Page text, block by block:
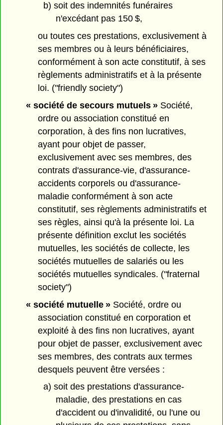
b) soit des indemnités funéraires
n'excédant pas 150 $,
ou toutes ces prestations, exclusivement à
ses membres ou à leurs bénéficiaires,
conformément à son acte constitutif, à ses
règlements administratifs et à la présente
loi. ("friendly society")
« société de secours mutuels »Société,
ordre ou association constitué en
corporation, à des fins non lucratives,
ayant pour objet de passer,
exclusivement avec ses membres, des
contrats d'assurance-vie, d'assurance-
accidents corporels ou d'assurance-
maladie conformément à son acte
constitutif, ses règlements administratifs et
ses règles, ainsi qu'à la présente loi. La
présente définition exclut les sociétés
mutuelles, les sociétés de collecte, les
sociétés mutuelles de salariés ou les
sociétés mutuelles syndicales. ("fraternal
society")
« société mutuelle »Société, ordre ou
association constitué en corporation et
exploité à des fins non lucratives, ayant
pour objet de passer, exclusivement avec
ses membres, des contrats aux termes
desquels peuvent être versées :
a) soit des prestations d'assurance-
maladie, des prestations en cas
d'accident ou d'invalidité, ou l'une ou